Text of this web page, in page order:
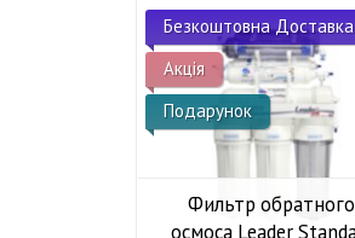
Безкоштовна Доставка
Акція
Подарунок
Фильтр обратного
осмоса Leader